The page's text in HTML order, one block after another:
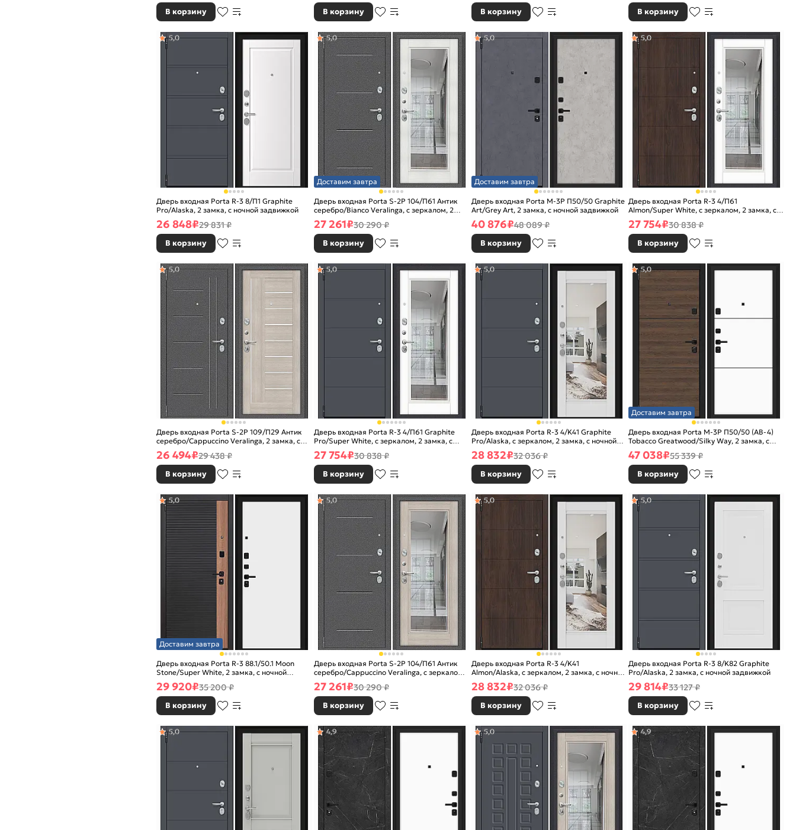
В корзину В корзину В корзину В корзину
Дверь входная Porta R-3 8/П1 Graphite
Pro/Alaska, 2 замка, с ночной задвижкой
5,0
26 848₽29 831 ₽
В корзину
Доставим завтра
Дверь входная Porta S-2P 104/П61 Антик
серебро/Bianco Veralinga, с зеркалом, 2
замка, с ночной задвижкой
5,0
27 261₽30 290 ₽
В корзину
Доставим завтра
Дверь входная Porta M-3P П50/50 Graphite
Art/Grey Art, 2 замка, с ночной задвижкой
5,0
40 876₽48 089 ₽
В корзину
Дверь входная Porta R-3 4/П61
Almon/Super White, с зеркалом, 2 замка, с
ночной задвижкой
5,0
27 754₽30 838 ₽
В корзину
Дверь входная Porta S-2P 109/П29 Антик
серебро/Cappuccino Veralinga, 2 замка, с
ночной задвижкой
5,0
26 494₽29 438 ₽
В корзину
Дверь входная Porta R-3 4/П61 Graphite
Pro/Super White, с зеркалом, 2 замка, с
ночной задвижкой
5,0
27 754₽30 838 ₽
В корзину
Дверь входная Porta R-3 4/K41 Graphite
Pro/Alaska, с зеркалом, 2 замка, с ночной
задвижкой
5,0
28 832₽32 036 ₽
В корзину
Доставим завтра
Дверь входная Porta M-3P П50/50 (AB-4)
Tobacco Greatwood/Silky Way, 2 замка, с
ночной задвижкой
5,0
47 038₽55 339 ₽
В корзину
Доставим завтра
Дверь входная Porta R-3 88.1/50.1 Moon
Stone/Super White, 2 замка, с ночной
задвижкой
5,0
29 920₽35 200 ₽
В корзину
Дверь входная Porta S-2P 104/П61 Антик
серебро/Cappuccino Veralinga, с зеркалом,
2 замка, с ночной задвижкой
5,0
27 261₽30 290 ₽
В корзину
Дверь входная Porta R-3 4/K41
Almon/Alaska, с зеркалом, 2 замка, с ночной
задвижкой
5,0
28 832₽32 036 ₽
В корзину
Дверь входная Porta R-3 8/K82 Graphite
Pro/Alaska, 2 замка, с ночной задвижкой
5,0
29 814₽33 127 ₽
В корзину
5,0 4,9 5,0 4,9